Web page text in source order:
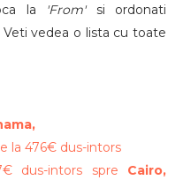
la 'From' si ordonati
vedea o lista cu toate
la 476€ dus-intors
dus-intors spre Cairo,